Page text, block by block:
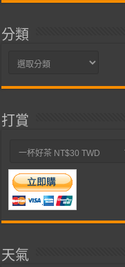
分類
分
打賞
天氣